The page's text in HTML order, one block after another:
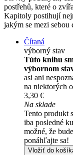
postřehů, které o
Kapitoly postihují
jakým se mezi
Čítaná
výborný stav
Túto knihu
výbornom
asi ani
na niektorých
3,30 €
Na sklade
Tento produkt
iba posledné
možné, že
ponáhľajte sa!
Vložiť do